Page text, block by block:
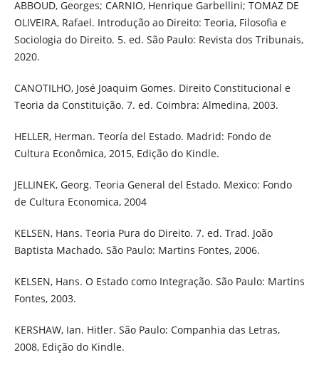
ABBOUD, Georges; CARNIO, Henrique Garbellini; TOMAZ DE
OLIVEIRA, Rafael. Introdução ao Direito: Teoria, Filosofia e
Sociologia do Direito. 5. ed. São Paulo: Revista dos Tribunais,
2020.
CANOTILHO, José Joaquim Gomes. Direito Constitucional e
Teoria da Constituição. 7. ed. Coimbra: Almedina, 2003.
HELLER, Herman. Teoría del Estado. Madrid: Fondo de
Cultura Econômica, 2015, Edição do Kindle.
JELLINEK, Georg. Teoria General del Estado. Mexico: Fondo
de Cultura Economica, 2004
KELSEN, Hans. Teoria Pura do Direito. 7. ed. Trad. João
Baptista Machado. São Paulo: Martins Fontes, 2006.
KELSEN, Hans. O Estado como Integração. São Paulo: Martins
Fontes, 2003.
KERSHAW, Ian. Hitler. São Paulo: Companhia das Letras,
2008, Edição do Kindle.